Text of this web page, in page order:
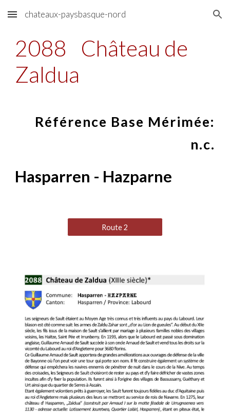
Skip to main content Skip to navigation
chateaux-paysbasque-nord
2088
Château de
Zaldua
Référence Base Mérimée:
n.c.
Hasparren - Hazparne
Route 2